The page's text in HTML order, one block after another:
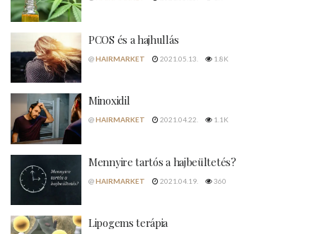
PCOS és a hajhullás
@HAIRMARKET 2021.05.13. 1.8K
Minoxidil
@HAIRMARKET 2021.04.22. 1.1K
Mennyire tartós a hajbeültetés?
@HAIRMARKET 2021.04.19. 360
Lipogems terápia